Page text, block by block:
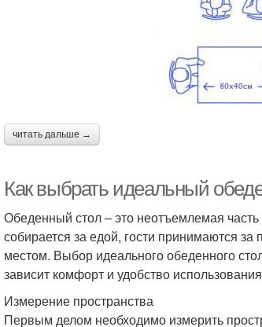
читать дальше →
Как выбрать идеальный
Обеденный стол – это неотъемлемая
собирается за едой, гости принимаются
местом. Выбор идеального обеденного
зависит комфорт и удобство
Измерение пространства
Первым делом необходимо измерить